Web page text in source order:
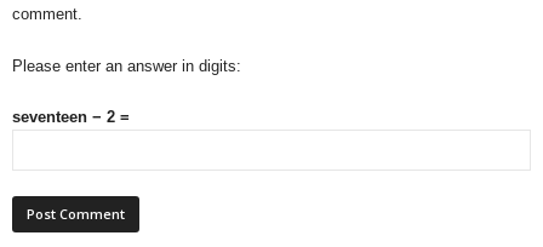
comment.
Please enter an answer in digits:
seventeen − 2 =